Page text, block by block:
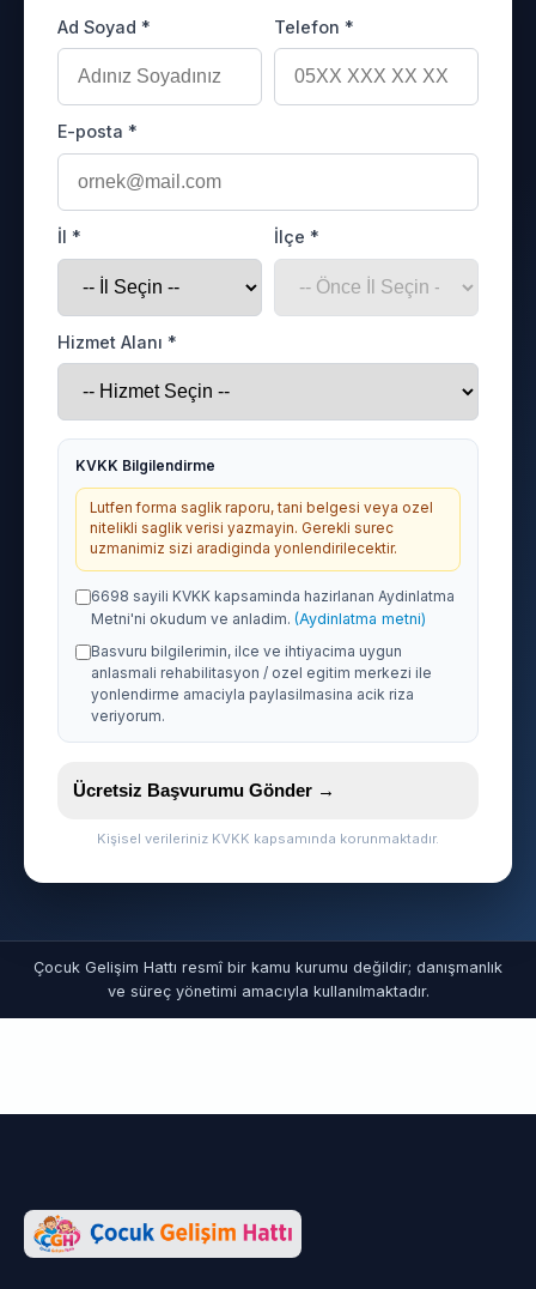
Ad Soyad * Telefon *
E-posta *
İl * İlçe *
Hizmet Alanı *
KVKK Bilgilendirme
Lutfen forma saglik raporu, tani belgesi veya ozel
nitelikli saglik verisi yazmayin. Gerekli surec
uzmanimiz sizi aradiginda yonlendirilecektir.
6698 sayili KVKK kapsaminda hazirlanan Aydinlatma
Metni'ni okudum ve anladim. (Aydinlatma metni)
Basvuru bilgilerimin, ilce ve ihtiyacima uygun
anlasmali rehabilitasyon / ozel egitim merkezi ile
yonlendirme amaciyla paylasilmasina acik riza
veriyorum.
Ücretsiz Başvurumu Gönder →
Kişisel verileriniz KVKK kapsamında korunmaktadır.
Çocuk Gelişim Hattı resmî bir kamu kurumu değildir; danışmanlık
ve süreç yönetimi amacıyla kullanılmaktadır.